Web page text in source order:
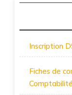
Inscription
Fiches de